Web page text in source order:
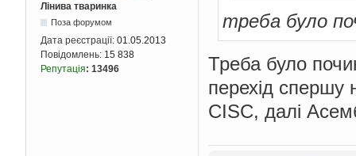
Лінива тваринка
Поза форумом
Дата реєстрації: 01.05.2013
Повідомлень: 15 838
Репутація: 13496
треба було
Треба було
перехід спершу
CISC, далі